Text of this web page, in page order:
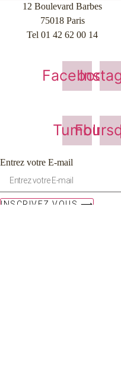
12 Boulevard Barbes
75018 Paris
Tel 01 42 62 00 14
Facebook
Tumblr
Entrez votre E-mail
INSCRIVEZ VOUS ⟶